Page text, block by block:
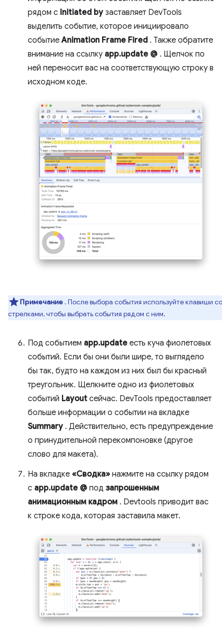
рядом с Initiated byзаставляет DevTools
выделить событие, которое инициировало
событиеAnimation Frame Fired . Также обратите
внимание на ссылку app.update @ . Щелчок по
ней переносит вас на соответствующую строку в
исходном коде.
Примечание . После выбора события используйте клавиши со
стрелками, чтобы выбрать события рядом с ним.
Под событием app.update есть куча фиолетовых
событий. Если бы они были шире, то выглядело
бы так, будто на каждом из них был бы красный
треугольник. Щелкните одно из фиолетовых
событий Layout сейчас. DevTools предоставляет
больше информации о событии на вкладке
Summary. Действительно, есть предупреждение
о принудительной перекомпоновке (другое
слово для макета).
На вкладке «Сводка» нажмите на ссылку рядом
с app.update @ под запрошенным
анимационным кадром . Devtools приводит вас
к строке кода, которая заставила макет.